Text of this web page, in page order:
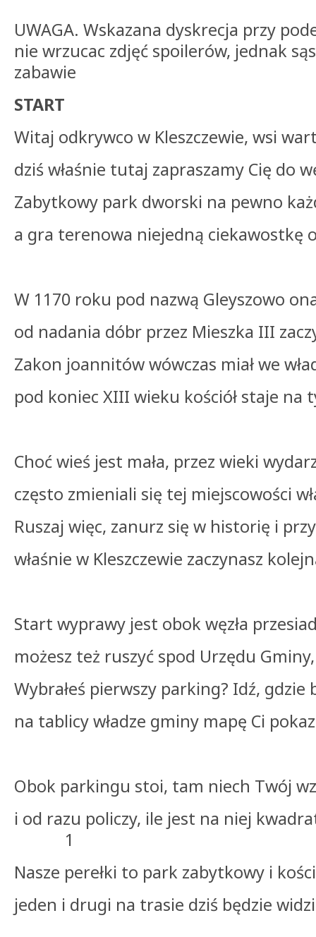
UWAGA. Wskazana dyskrecja przy
nie wrzucac zdjęć spoilerów, jednak
zabawie
START
Witaj odkrywco w Kleszczewie, wsi
dziś właśnie tutaj zapraszamy Cię do
Zabytkowy park dworski na pewno
a gra terenowa niejedną ciekawostkę
W 1170 roku pod nazwą Gleyszowo
od nadania dóbr przez Mieszka III
Zakon joannitów wówczas miał we
pod koniec XIII wieku kościół staje na
Choć wieś jest mała, przez wieki
często zmieniali się tej miejscowości
Ruszaj więc, zanurz się w historię i
właśnie w Kleszczewie zaczynasz
Start wyprawy jest obok węzła
możesz też ruszyć spod Urzędu
Wybrałeś pierwszy parking? Idź, gdzie
na tablicy władze gminy mapę Ci
Obok parkingu stoi, tam niech Twój
i od razu policzy, ile jest na niej
1
Nasze perełki to park zabytkowy i
jeden i drugi na trasie dziś będzie